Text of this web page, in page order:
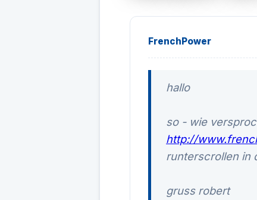
FrenchPower
hallo
so - wie
http://
runterscrollen in
gruss robert